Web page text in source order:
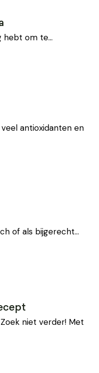
hebt om te…
antioxidanten en
of als bijgerecht…
niet verder! Met